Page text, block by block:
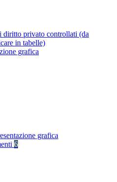
diritto privato controllati (da
in tabelle)
grafica
grafica
6